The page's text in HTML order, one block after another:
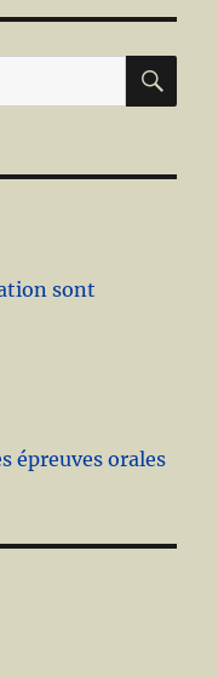
sont
épreuves orales